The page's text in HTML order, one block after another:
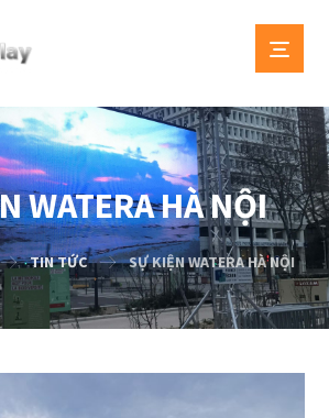
WATERA HÀ NỘI
TIN TỨC SỰ KIỆN WATERA HÀ NỘI